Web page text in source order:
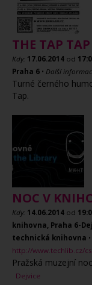
THE TAP
Kdy: 17.06.2014 od
Praha 6 • Další
Turné černého
Tap.
NOC V
Kdy: 14.06.2014 od
knihovna, Praha 6-
technická knihovna •
http://www.techlib.cz/
Pražská muzejní
Dejvice